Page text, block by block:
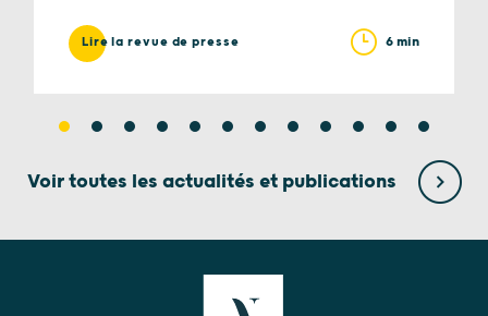
Lire la revue de presse 6 min
Voir toutes les actualités et publications